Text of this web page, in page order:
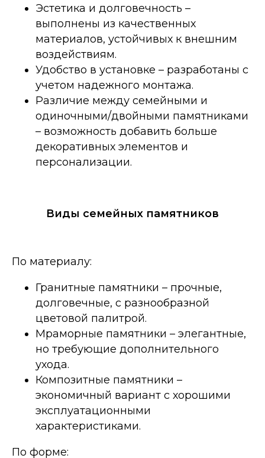
Эстетика и долговечность –
выполнены из качественных
материалов, устойчивых к внешним
воздействиям.
Удобство в установке – разработаны с
учетом надежного монтажа.
Различие между семейными и
одиночными/двойными памятниками
– возможность добавить больше
декоративных элементов и
персонализации.
Виды семейных памятников
По материалу:
Гранитные памятники – прочные,
долговечные, с разнообразной
цветовой палитрой.
Мраморные памятники – элегантные,
но требующие дополнительного
ухода.
Композитные памятники –
экономичный вариант с хорошими
эксплуатационными
характеристиками.
По форме: